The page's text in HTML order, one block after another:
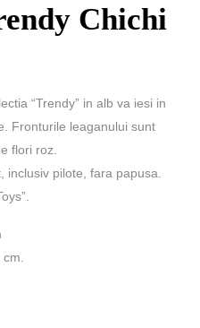
Chichi
“Trendy” in alb va iesi in
Fronturile leaganului sunt
flori roz.
pilote, fara papusa.